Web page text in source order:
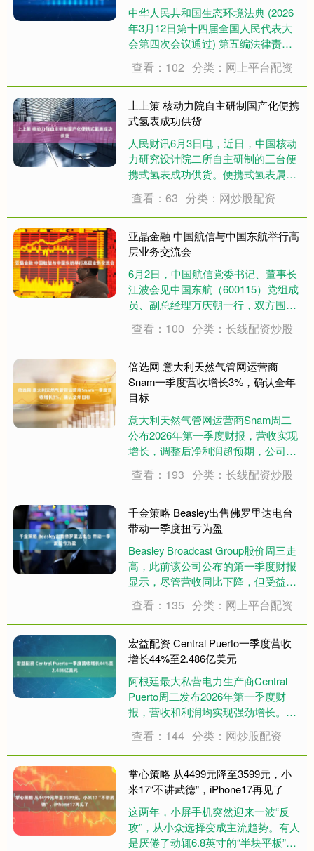
中华人民共和国生态环境法典 (2026
年3月12日第十四届全国人民代表大
会第四次会议通过) 第五编法律责任
节违反化学物质污染风险管控、电磁
辐射和光污染防治规定 第一千二百零
四条违反本法第二编第九分编规定，
适....
查看：102 分类：网上平台配资
上上策 核动力院自主研制国产化便携
式氢表成功供货
人民财讯6月3日电，近日，中国核动
力研究设计院二所自主研制的三台便
携式氢表成功供货。便携式氢表属于
带，用于在线仪表的比对校准、特定
工况下的应急监测以及实验室分析参
考。在此之前，便携式氢表全部采用
进口产品，核动....
查看：63 分类：网炒股配资
亚晶金融 中国航信与中国东航举行高
层业务交流会
6月2日，中国航信党委书记、董事长
江波会见中国东航（600115）党组成
员、副总经理万庆朝一行，双方围
同、国际化发展、数智化赋能等议题
深入交流。中国航信党委常委、股份
公司副总经理杜晓铭参加会见。 江波
对中国东....
查看：100 分类：长线配资炒股
倍选网 意大利天然气管网运营商
Snam一季度营收增长3%，确认全年
目标
意大利天然气管网运营商Snam周二
公布2026年第一季度财报，营收实现
增长，调整后净利润超预期，公司同
数据 财报显示，Snam一季度总营收
达9.99亿欧元，同比增长3%，符合市
场预期。调整后EBITDA为7....
查看：193 分类：长线配资炒股
千金策略 Beasley出售佛罗里达电台
带动一季度扭亏为盈
Beasley Broadcast Group股价周三走
高，此前该公司公布的第一季度财报
显示，尽管营收同比下降，但受益于
资产处置收益，公司成功实现扭亏为
盈。 财务数据：营收下滑但净利润转
正 财报显示，Beas....
查看：135 分类：网上平台配资
宏益配资 Central Puerto一季度营收
增长44%至2.486亿美元
阿根廷最大私营电力生产商Central
Puerto周二发布2026年第一季度财
报，营收和利润均实现强劲增长。财
亿美元，环比增长44%，同比增长
27%。 能源销售贡献超九成营收 作
为公司核心业务的能源销....
查看：144 分类：网炒股配资
掌心策略 从4499元降至3599元，小
米17“不讲武德”，iPhone17再见了
这两年，小屏手机突然迎来一波“反
攻”，从小众选择变成主流趋势。有人
是厌倦了动辄6.8英寸的“半块平板”，